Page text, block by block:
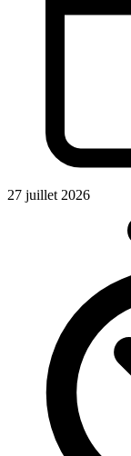
27 juillet 2026